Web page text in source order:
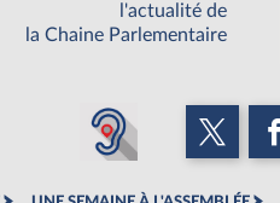
l'actualité de
la Chaine Parlementaire